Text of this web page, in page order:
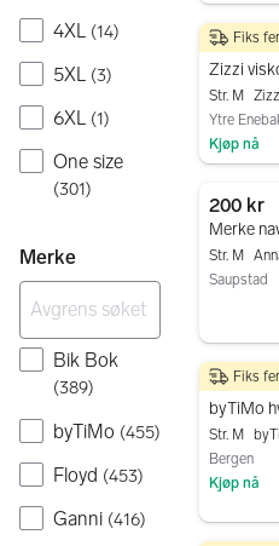
4XL (14)
5XL (3)
6XL (1)
One size
(301)
Merke
Bik Bok
(389)
byTiMo (455)
Floyd (453)
Ganni (416)
Gå til
149 kr
Str. M
Ytre
Kjøp nå
Fiks
200 kr
Str. M
Saupstad
1 000 kr
Str. M
Bergen
Kjøp nå
Fiks
Gå til